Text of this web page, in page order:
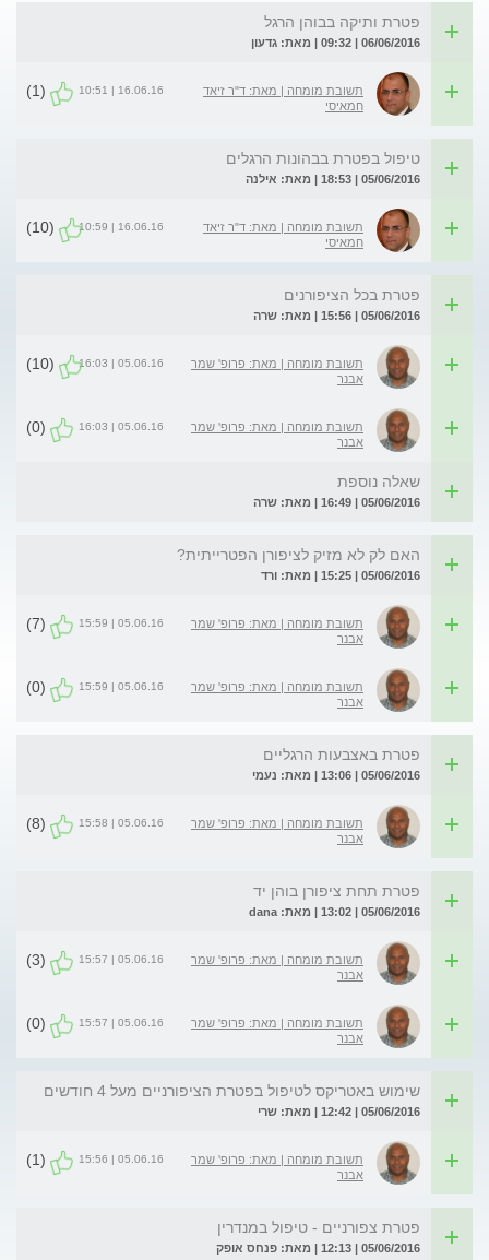
פטרת ותיקה בבוהן הרגל
06/06/2016 | 09:32 | מאת: גדעון
תשובת מומחה | מאת: ד"ר זיאד
חמאיסי
16.06.16 | 10:51
(1)
טיפול בפטרת בבהונות הרגלים
05/06/2016 | 18:53 | מאת: אילנה
תשובת מומחה | מאת: ד"ר זיאד
חמאיסי
16.06.16 | 10:59
(10)
פטרת בכל הציפורנים
05/06/2016 | 15:56 | מאת: שרה
תשובת מומחה | מאת: פרופ' שמר
אבנר
05.06.16 | 16:03
(10)
תשובת מומחה | מאת: פרופ' שמר
אבנר
05.06.16 | 16:03
(0)
שאלה נוספת
05/06/2016 | 16:49 | מאת: שרה
האם לק לא מזיק לציפורן הפטרייתית?
05/06/2016 | 15:25 | מאת: ורד
תשובת מומחה | מאת: פרופ' שמר
אבנר
05.06.16 | 15:59
(7)
תשובת מומחה | מאת: פרופ' שמר
אבנר
05.06.16 | 15:59
(0)
פטרת באצבעות הרגליים
05/06/2016 | 13:06 | מאת: נעמי
תשובת מומחה | מאת: פרופ' שמר
אבנר
05.06.16 | 15:58
(8)
פטרת תחת ציפורן בוהן יד
05/06/2016 | 13:02 | מאת: dana
תשובת מומחה | מאת: פרופ' שמר
אבנר
05.06.16 | 15:57
(3)
תשובת מומחה | מאת: פרופ' שמר
אבנר
05.06.16 | 15:57
(0)
שימוש באטריקס לטיפול בפטרת הציפורניים מעל 4 חודשים
05/06/2016 | 12:42 | מאת: שרי
תשובת מומחה | מאת: פרופ' שמר
אבנר
05.06.16 | 15:56
(1)
פטרת צפורניים - טיפול במנדרין
05/06/2016 | 12:13 | מאת: פנחס אופק